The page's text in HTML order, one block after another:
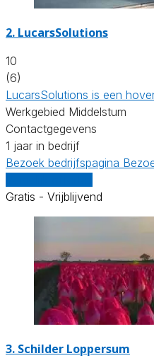
2. LucarsSolutions
10
(6)
LucarsSolutions is een
Werkgebied Middelstum
Contactgegevens
1 jaar in bedrijf
Bezoek bedrijfspagina
Gratis - Vrijblijvend
3. Schilder Loppersum